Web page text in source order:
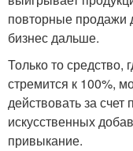
повторные продажи
бизнес дальше.
Только то средство,
стремится к 100%,
действовать за
искусственных
привыкание.